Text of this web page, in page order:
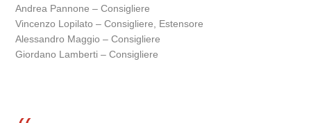
Andrea Pannone – Consigliere
Vincenzo Lopilato – Consigliere, Estensore
Alessandro Maggio – Consigliere
Giordano Lamberti – Consigliere